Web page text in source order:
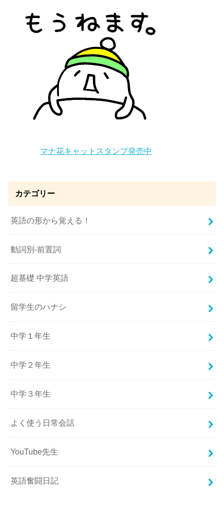
マナ花キャットスタンプ発売中
カテゴリー
英語の形から覚える！
動詞別-前置詞
超基礎 中学英語
留学生のハナシ
中学１年生
中学２年生
中学３年生
よく使う日常会話
YouTube先生
英語奮闘日記